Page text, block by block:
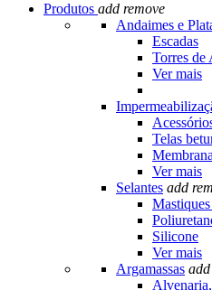
Produtos add remove
Andaimes e
Escadas
Torres de
Ver mais
Telas
Ver mais
Selantes add
Silicone
Ver mais
Argamassas add